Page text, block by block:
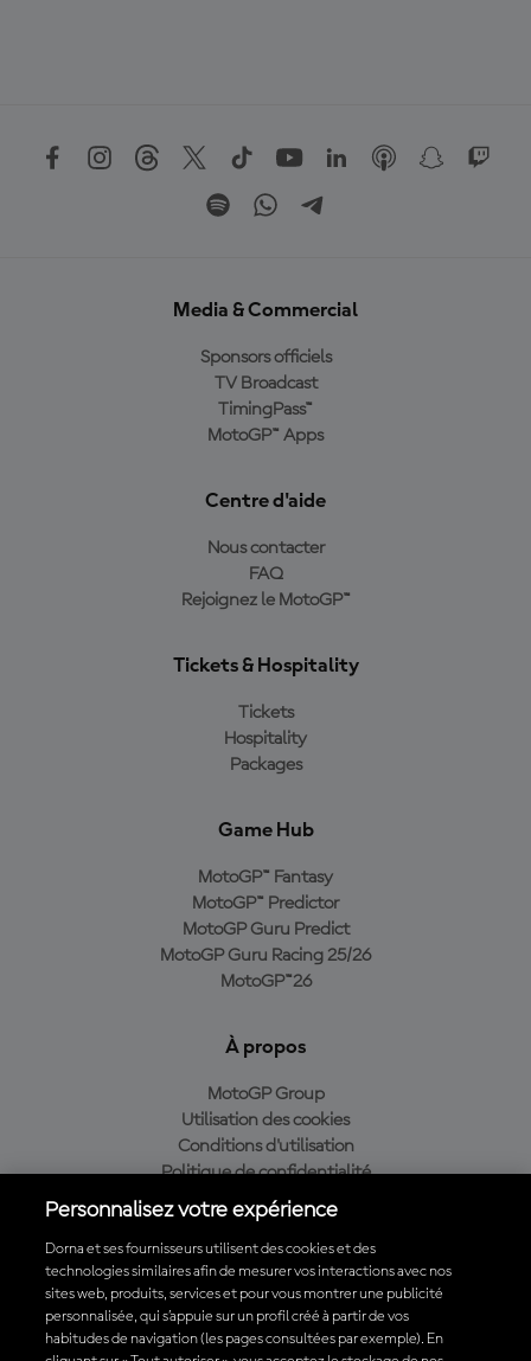
Media & Commercial
Sponsors officiels
TV Broadcast
TimingPass™
MotoGP™ Apps
Centre d'aide
Nous contacter
FAQ
Rejoignez le MotoGP™
Tickets & Hospitality
Tickets
Hospitality
Packages
Game Hub
MotoGP™ Fantasy
MotoGP™ Predictor
MotoGP Guru Predict
MotoGP Guru Racing 25/26
MotoGP™26
À propos
MotoGP Group
Utilisation des cookies
Conditions d'utilisation
Politique de confidentialité
Politique d’achat
Télécharger l'appli officielle du MotoGP™
Personnalisez votre expérience
Dorna et ses fournisseurs utilisent des cookies et des
technologies similaires afin de mesurer vos interactions avec nos
sites web, produits, services et pour vous montrer une publicité
personnalisée, qui s’appuie sur un profil créé à partir de vos
habitudes de navigation (les pages consultées par exemple). En